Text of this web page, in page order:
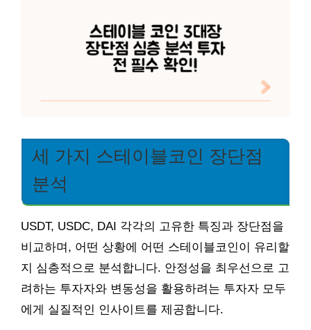
세 가지 스테이블코인 장단점
분석
USDT, USDC, DAI 각각의 고유한 특징과 장단점을
비교하며, 어떤 상황에 어떤 스테이블코인이 유리할
지 심층적으로 분석합니다. 안정성을 최우선으로 고
려하는 투자자와 변동성을 활용하려는 투자자 모두
에게 실질적인 인사이트를 제공합니다.